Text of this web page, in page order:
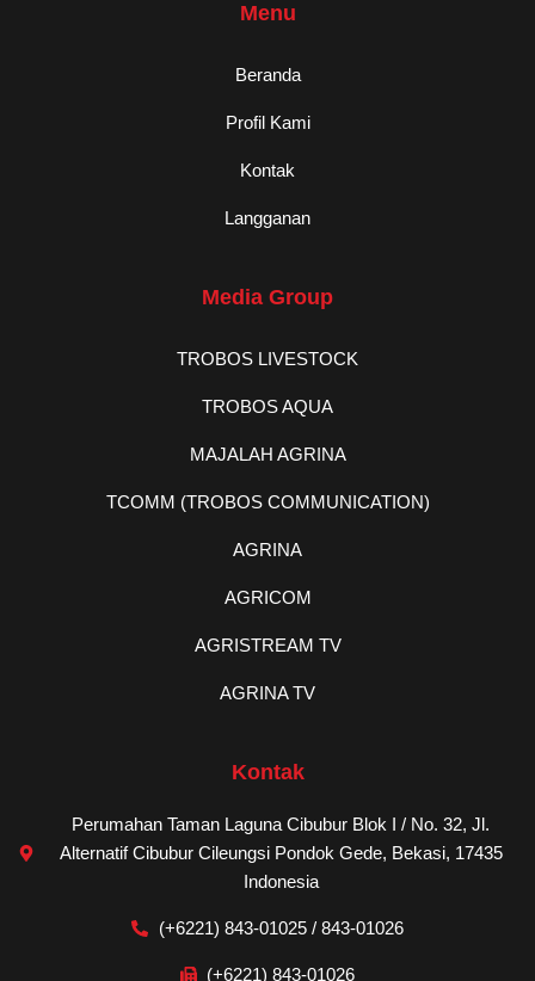
Menu
Beranda
Profil Kami
Kontak
Langganan
Media Group
TROBOS LIVESTOCK
TROBOS AQUA
MAJALAH AGRINA
TCOMM (TROBOS COMMUNICATION)
AGRINA
AGRICOM
AGRISTREAM TV
AGRINA TV
Kontak
Perumahan Taman Laguna Cibubur Blok I / No. 32, Jl.
Alternatif Cibubur Cileungsi Pondok Gede, Bekasi, 17435
Indonesia
(+6221) 843-01025 / 843-01026
(+6221) 843-01026